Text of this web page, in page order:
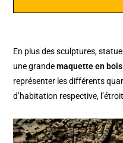
En plus des sculptures,
une grandemaquette en bois
représenter les différents
d’habitation respective,